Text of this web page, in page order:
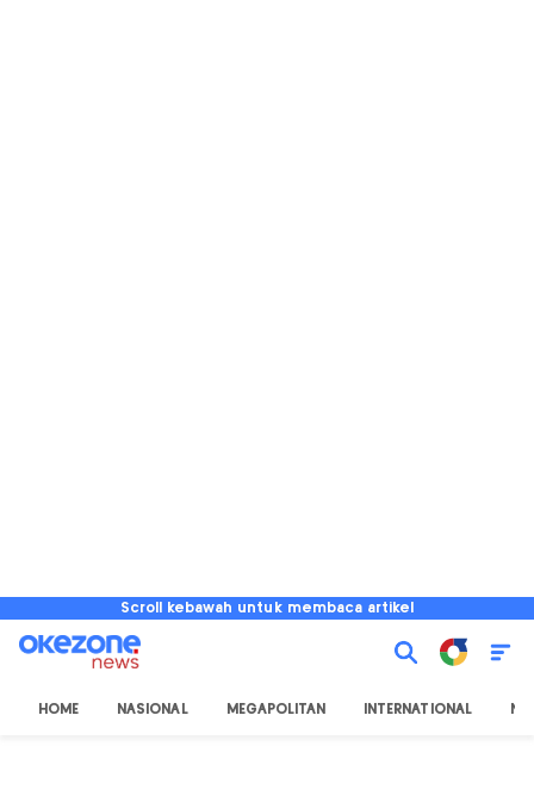
Scroll kebawah untuk membaca artikel
HOME NASIONAL MEGAPOLITAN INTERNATIONAL